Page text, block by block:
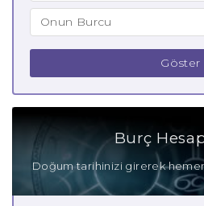
Göster
Burç
Doğum tarihinizi girerek